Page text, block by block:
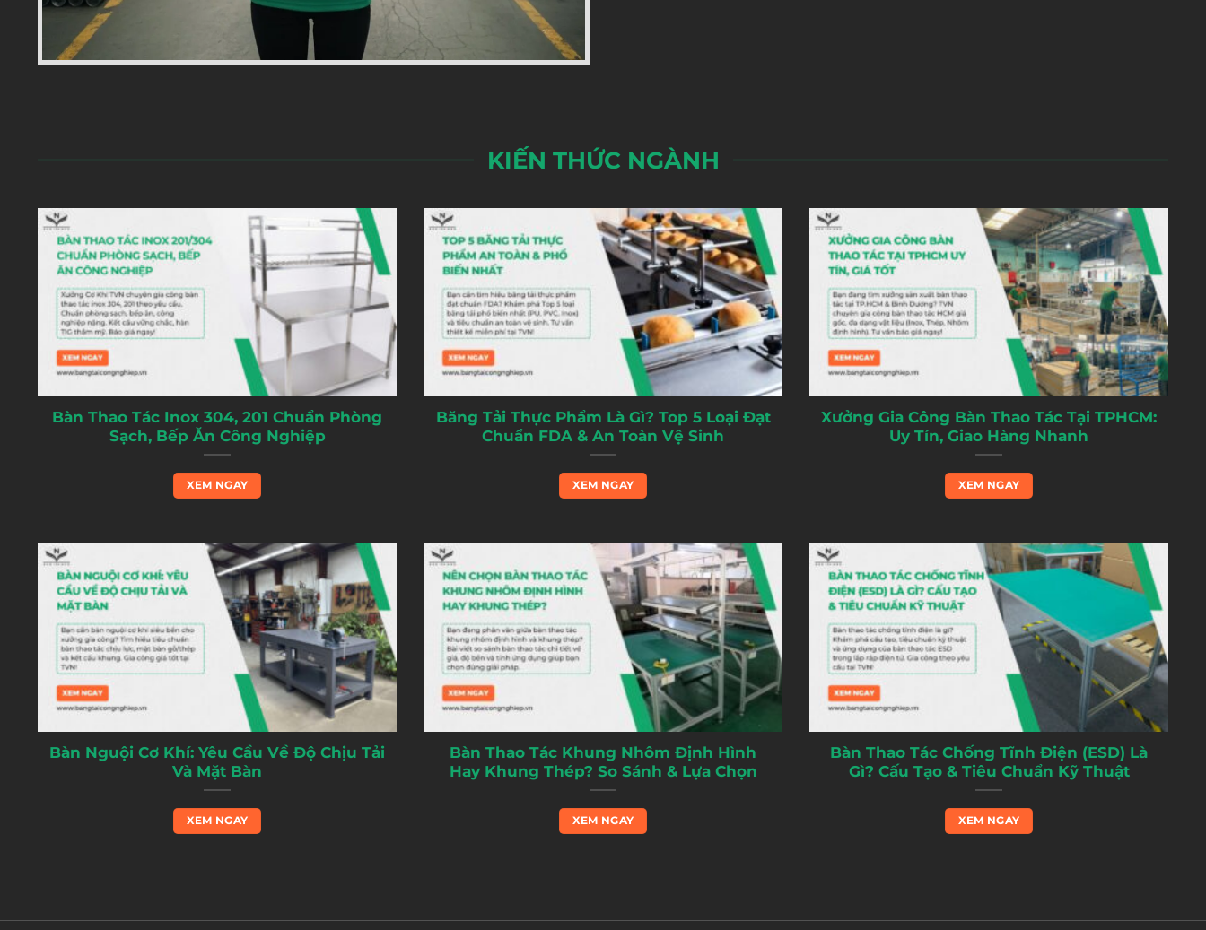
KIẾN THỨC NGÀNH
Bàn Thao Tác Inox 304, 201 Chuẩn Phòng
Sạch, Bếp Ăn Công Nghiệp
XEM NGAY
Băng Tải Thực Phẩm Là Gì? Top 5 Loại Đạt
Chuẩn FDA & An Toàn Vệ Sinh
XEM NGAY
Xưởng Gia Công Bàn Thao Tác Tại TPHCM:
Uy Tín, Giao Hàng Nhanh
XEM NGAY
Bàn Nguội Cơ Khí: Yêu Cầu Về Độ Chịu Tải
Và Mặt Bàn
XEM NGAY
Bàn Thao Tác Khung Nhôm Định Hình
Hay Khung Thép? So Sánh & Lựa Chọn
XEM NGAY
Bàn Thao Tác Chống Tĩnh Điện (ESD) Là
Gì? Cấu Tạo & Tiêu Chuẩn Kỹ Thuật
XEM NGAY